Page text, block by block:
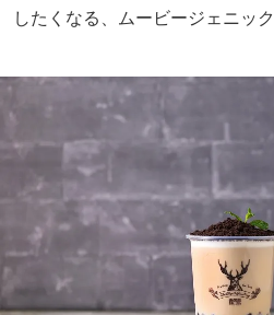
したくなる、ムービージェニック